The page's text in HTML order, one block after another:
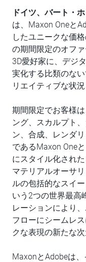
ドイツ、バート・
は、Maxon Oneと
したユニークな価
の期間限定のオフ
3D愛好家に、デジ
実化する比類のな
リエイティブな状
期間限定でお客様
ング、スカルプト
ン、合成、レンダ
であるMaxon One
にスタイル化され
マテリアルオーサ
ルの包括的なスイ
いう2つの世界最高
レーションにより
フローにシームレ
クな表現の新たな
MaxonとAdobeは